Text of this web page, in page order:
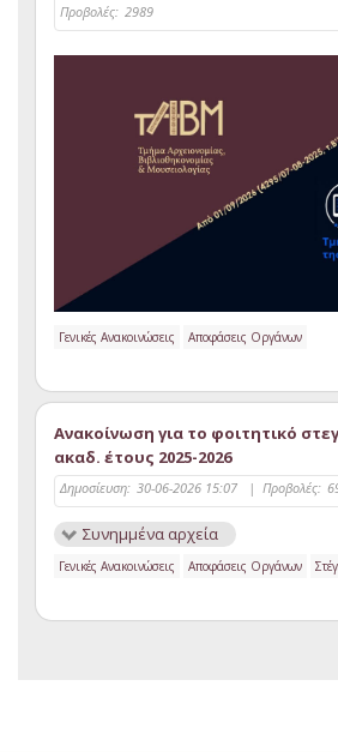
Προβολές: 2989
Γενικές Ανακοινώσεις Αποφάσεις Οργάνων
Ανακοίνωση για το φοιτητικό
ακαδ. έτους 2025-2026
Δημοσίευση: 30-06-2026 15:07 | Προβολές:
Συνημμένα αρχεία
Γενικές Ανακοινώσεις Αποφάσεις Οργάνων